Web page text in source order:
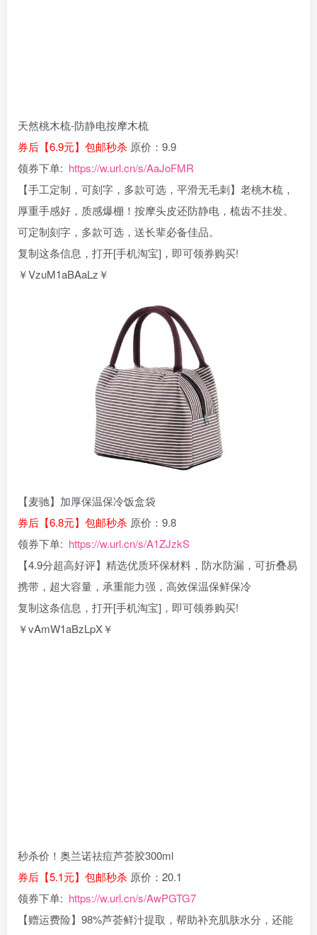
天然桃木梳-防静电按摩木梳
券后【6.9元】包邮秒杀 原价：9.9
领券下单: https://w.url.cn/s/AaJoFMR
【手工定制，可刻字，多款可选，平滑无毛刺】老桃木梳，
厚重手感好，质感爆棚！按摩头皮还防静电，梳齿不挂发。
可定制刻字，多款可选，送长辈必备佳品。
复制这条信息，打开[手机淘宝]，即可领券购买!
￥VzuM1aBAaLz￥
【麦驰】加厚保温保冷饭盒袋
券后【6.8元】包邮秒杀 原价：9.8
领券下单: https://w.url.cn/s/A1ZJzkS
【4.9分超高好评】精选优质环保材料，防水防漏，可折叠易
携带，超大容量，承重能力强，高效保温保鲜保冷
复制这条信息，打开[手机淘宝]，即可领券购买!
￥vAmW1aBzLpX￥
秒杀价！奥兰诺祛痘芦荟胶300ml
券后【5.1元】包邮秒杀 原价：20.1
领券下单: https://w.url.cn/s/AwPGTG7
【赠运费险】98%芦荟鲜汁提取，帮助补充肌肤水分，还能